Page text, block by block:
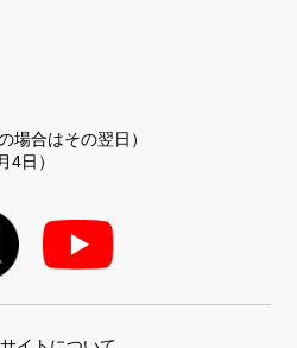
場合はその翌日）
4日）